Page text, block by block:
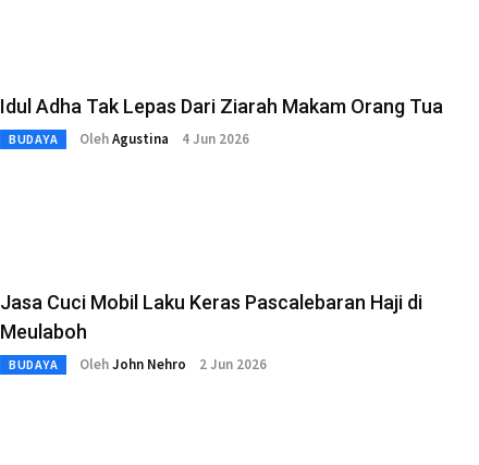
Idul Adha Tak Lepas Dari Ziarah Makam Orang Tua
BUDAYA OlehAgustina 4 Jun 2026
Jasa Cuci Mobil Laku Keras Pascalebaran Haji di
Meulaboh
BUDAYA OlehJohn Nehro 2 Jun 2026